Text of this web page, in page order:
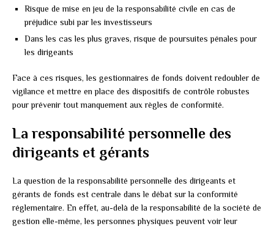
Risque de mise en jeu de la responsabilité civile en cas de
préjudice subi par les investisseurs
Dans les cas les plus graves, risque de poursuites pénales pour
les dirigeants
Face à ces risques, les gestionnaires de fonds doivent redoubler de
vigilance et mettre en place des dispositifs de contrôle robustes
pour prévenir tout manquement aux règles de conformité.
La responsabilité personnelle des
dirigeants et gérants
La question de la responsabilité personnelle des dirigeants et
gérants de fonds est centrale dans le débat sur la conformité
réglementaire. En effet, au-delà de la responsabilité de la société de
gestion elle-même, les personnes physiques peuvent voir leur